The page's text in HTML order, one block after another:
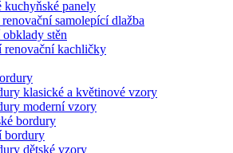
kuchyňské panely
samolepící dlažba
stěn
renovační kachličky
klasické a květinové vzory
moderní vzory
bordury
bordury
dětské vzory